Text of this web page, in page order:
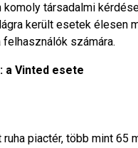
társadalmi
került esetek élesen
számára.
a Vinted esete
piactér, több mint